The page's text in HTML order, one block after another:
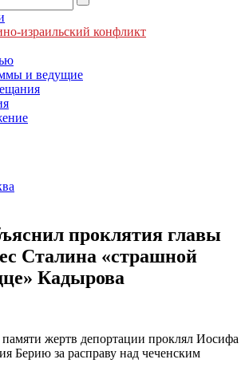
израильский конфликт
и ведущие
проклятия главы
Сталина «страшной
Кадырова
жертв депортации проклял Иосифа
Берию за расправу над чеченским